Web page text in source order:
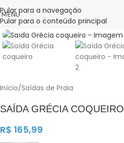
Pular para a navegação
Pular para o conteúdo principal
MENU
0%
Clique para ampliar
Início/Saídas de Praia
SAÍDA GRÉCIA COQUEIRO
R$ 165,99